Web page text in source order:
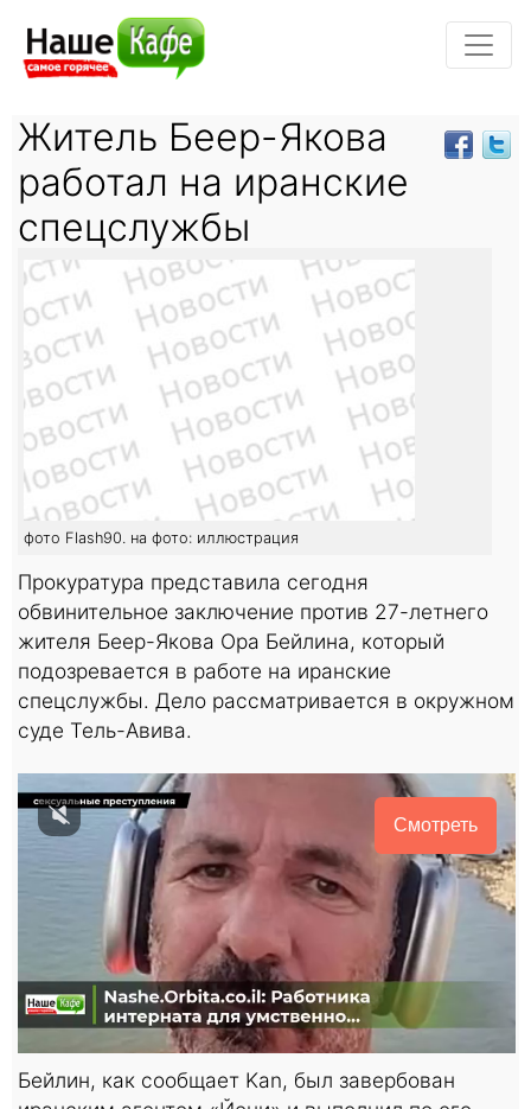
Житель Беер-Якова
работал на иранские
спецслужбы
фото Flash90. на фото: иллюстрация
Прокуратура представила сегодня
обвинительное заключение против 27-летнего
жителя Беер-Якова Ора Бейлина, который
подозревается в работе на иранские
спецслужбы. Дело рассматривается в окружном
суде Тель-Авива.
Смотреть
Бейлин, как сообщает Kan, был завербован